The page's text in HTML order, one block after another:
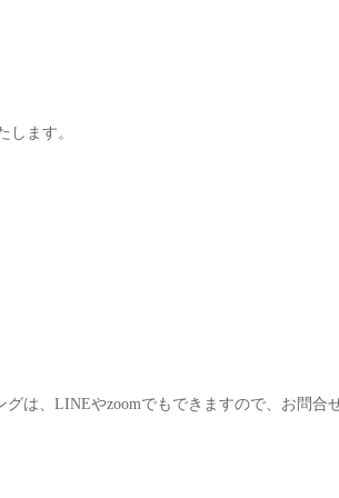
します。
は、LINEやzoomでもできますので、お問合